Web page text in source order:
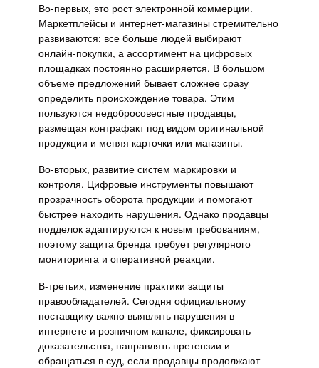
Во-первых, это рост электронной коммерции.
Маркетплейсы и интернет-магазины стремительно
развиваются: все больше людей выбирают
онлайн-покупки, а ассортимент на цифровых
площадках постоянно расширяется. В большом
объеме предложений бывает сложнее сразу
определить происхождение товара. Этим
пользуются недобросовестные продавцы,
размещая контрафакт под видом оригинальной
продукции и меняя карточки или магазины.
Во-вторых, развитие систем маркировки и
контроля. Цифровые инструменты повышают
прозрачность оборота продукции и помогают
быстрее находить нарушения. Однако продавцы
подделок адаптируются к новым требованиям,
поэтому защита бренда требует регулярного
мониторинга и оперативной реакции.
В-третьих, изменение практики защиты
правообладателей. Сегодня официальному
поставщику важно выявлять нарушения в
интернете и розничном канале, фиксировать
доказательства, направлять претензии и
обращаться в суд, если продавцы продолжают